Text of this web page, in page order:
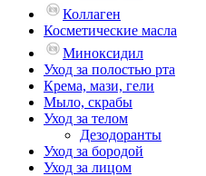
Коллаген
Косметические масла
Миноксидил
Уход за полостью рта
Крема, мази, гели
Мыло, скрабы
Уход за телом
Дезодоранты
Уход за бородой
Уход за лицом